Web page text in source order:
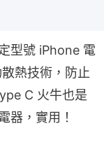
型號 iPhone 電
熱技術，防止
C 火牛也是
器，實用！